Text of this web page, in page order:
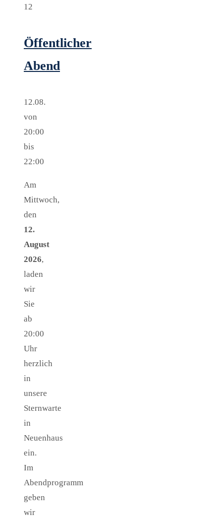
12
Öffentlicher
Abend
12.08.
von
20:00
bis
22:00
Am
Mittwoch,
den
12.
August
2026,
laden
wir
Sie
ab
20:00
Uhr
herzlich
in
unsere
Sternwarte
in
Neuenhaus
ein.
Im
Abendprogramm
geben
wir